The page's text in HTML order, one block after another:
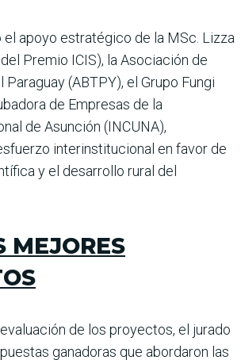
el apoyo estratégico de la MSc. Lizza
Premio ICIS), la Asociación de
(ABTPY), el Grupo Fungi
de Empresas de la
de Asunción (INCUNA),
interinstitucional en favor de
y el desarrollo rural del
MEJORES
de los proyectos, el jurado
ganadoras que abordaron las